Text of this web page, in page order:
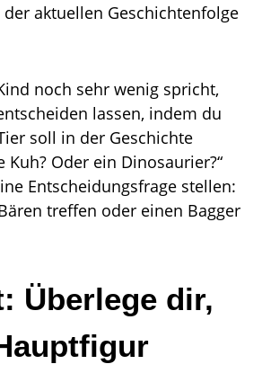
aktuellen Geschichtenfolge
noch sehr wenig spricht,
lassen, indem du
soll in der Geschichte
Kuh? Oder ein Dinosaurier?“
Entscheidungsfrage stellen:
treffen oder einen Bagger
Überlege dir,